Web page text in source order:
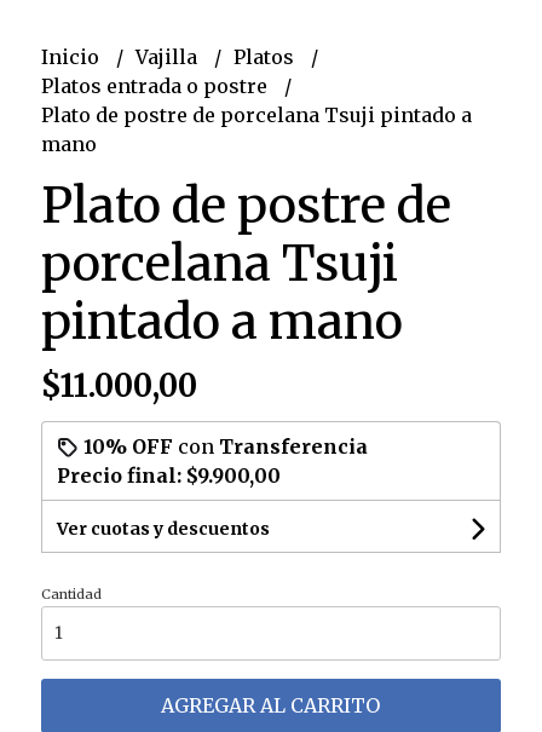
Inicio Vajilla
Platos
Platos entrada o postre
Plato de postre de porcelana Tsuji pintado a
mano
Plato de postre de
porcelana Tsuji
pintado a mano
$11.000,00
10% OFF con Transferencia
Precio final: $9.900,00
Ver cuotas y descuentos
Cantidad
AGREGAR AL CARRITO